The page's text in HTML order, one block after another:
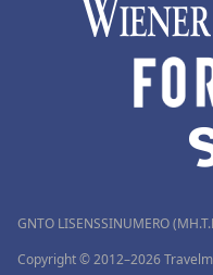
GNTO LISENSSINUMERO
Copyright © 2012–2026